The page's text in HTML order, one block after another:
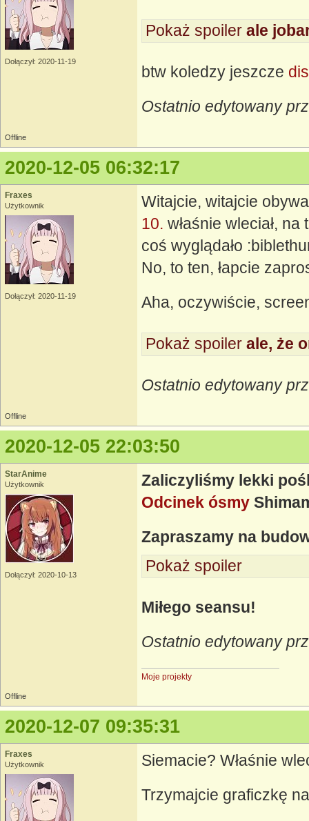
Dołączył: 2020-11-19
Pokaż spoiler ale
btw koledzy jeszcze
Ostatnio edytowany
Offline
2020-12-05 06:32:17
Fraxes
Użytkownik
Dołączył: 2020-11-19
Witajcie, witajcie
10. właśnie wleciał,
coś wyglądało
No, to ten, łapcie
Aha, oczywiście,
Pokaż spoiler ale, że
Ostatnio edytowany
Offline
2020-12-05 22:03:50
StarAnime
Użytkownik
Dołączył: 2020-10-13
Zaliczyliśmy lekki
Odcinek ósmy
Zapraszamy na
Pokaż spoiler
Miłego seansu!
Ostatnio edytowany
Moje projekty
Offline
2020-12-07 09:35:31
Fraxes
Użytkownik
Siemacie? Właśnie
Trzymajcie graficzkę